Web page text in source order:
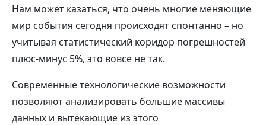
Нам может казаться, что очень многие меняющие
мир события сегодня происходят спонтанно – но
учитывая статистический коридор погрешностей
плюс-минус 5%, это вовсе не так.
Современные технологические возможности
позволяют анализировать большие массивы
данных и вытекающие из этого